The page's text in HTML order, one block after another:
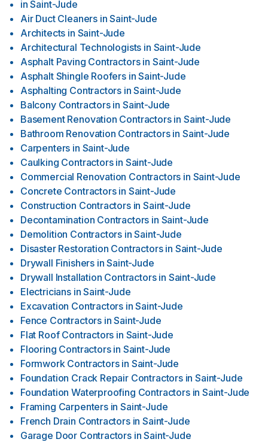
in Saint-Jude
Air Duct Cleaners in Saint-Jude
Architects in Saint-Jude
Architectural Technologists in Saint-Jude
Asphalt Paving Contractors in Saint-Jude
Asphalt Shingle Roofers in Saint-Jude
Asphalting Contractors in Saint-Jude
Balcony Contractors in Saint-Jude
Basement Renovation Contractors in Saint-Jude
Bathroom Renovation Contractors in Saint-Jude
Carpenters in Saint-Jude
Caulking Contractors in Saint-Jude
Commercial Renovation Contractors in Saint-Jude
Concrete Contractors in Saint-Jude
Construction Contractors in Saint-Jude
Decontamination Contractors in Saint-Jude
Demolition Contractors in Saint-Jude
Disaster Restoration Contractors in Saint-Jude
Drywall Finishers in Saint-Jude
Drywall Installation Contractors in Saint-Jude
Electricians in Saint-Jude
Excavation Contractors in Saint-Jude
Fence Contractors in Saint-Jude
Flat Roof Contractors in Saint-Jude
Flooring Contractors in Saint-Jude
Formwork Contractors in Saint-Jude
Foundation Crack Repair Contractors in Saint-Jude
Foundation Waterproofing Contractors in Saint-Jude
Framing Carpenters in Saint-Jude
French Drain Contractors in Saint-Jude
Garage Door Contractors in Saint-Jude